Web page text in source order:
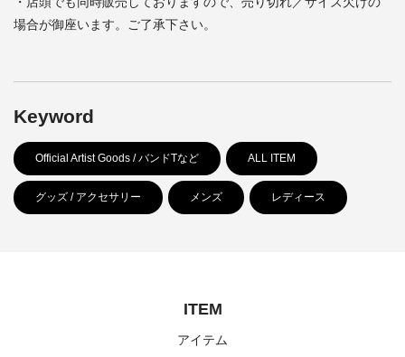
場合が御座います。ご了承下さい。
Keyword
Official Artist Goods / バンドTなど ALL ITEM
グッズ / アクセサリー メンズ レディース
ITEM
アイテム